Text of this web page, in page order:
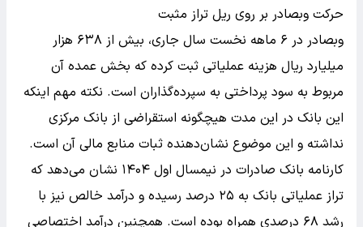
حرکت وبصادر بر روی ریل تراز مثبت
وبصادر در ۶ ماهه نخست سال جاری، بیش از ۶۳۸ هزار
میلیارد ریال هزینه عملیاتی ثبت کرده که بخش عمده آن
مربوط به سود پرداختی به سپرده‌گذاران است. نکته مهم اینکه
این بانک در این مدت هیچگونه استقراضی از بانک مرکزی
نداشته و این موضوع نشان‌دهنده ثبات منابع مالی آن است.
کارنامه بانک صادرات در نیمسال اول ۱۴۰۴ نشان می‌دهد که
تراز عملیاتی بانک به ۲۵ درصد رسیده و درآمد خالص نیز با
رشد ۶۸ درصدی همراه بوده است. همچنین درآمد اختصاصی